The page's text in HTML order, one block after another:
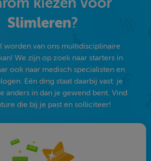
Slimleren?
worden van ons multidisciplinaire
We zijn op zoek naar starters in
ook naar medisch specialisten en
Eén ding staat daarbij vast: je
anders in dan je gewend bent. Vind
die bij je past en solliciteer!